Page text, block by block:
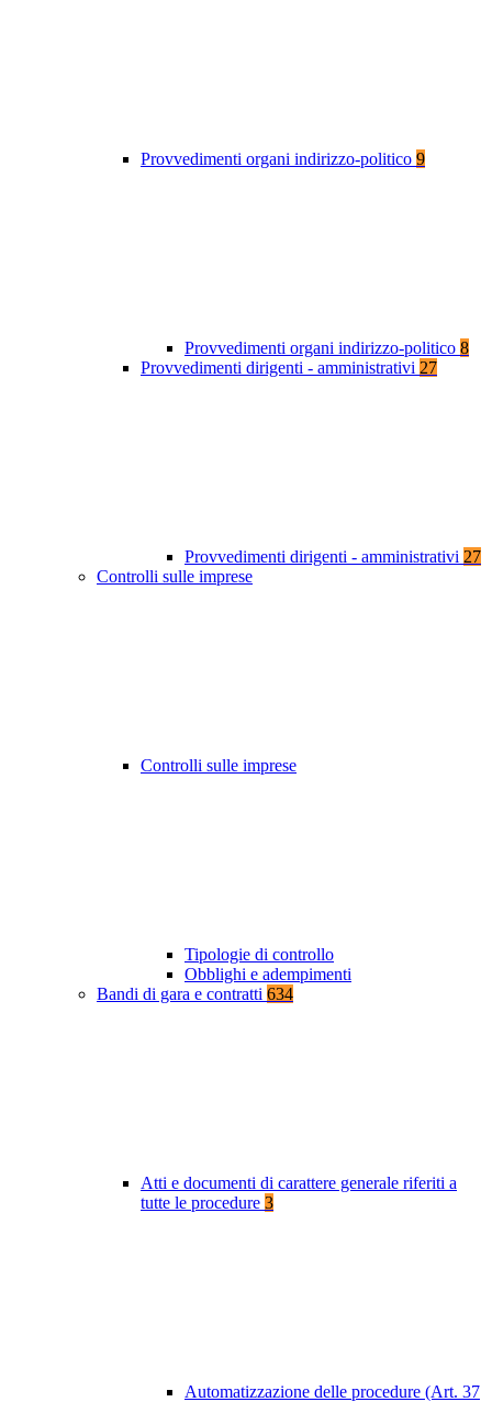
Provvedimenti organi indirizzo-politico 9
Provvedimenti organi indirizzo-politico 8
Provvedimenti dirigenti - amministrativi 27
Provvedimenti dirigenti - amministrativi 27
Controlli sulle imprese
Controlli sulle imprese
Tipologie di controllo
Obblighi e adempimenti
Bandi di gara e contratti 634
Atti e documenti di carattere generale riferiti a
tutte le procedure 3
Automatizzazione delle procedure (Art. 37